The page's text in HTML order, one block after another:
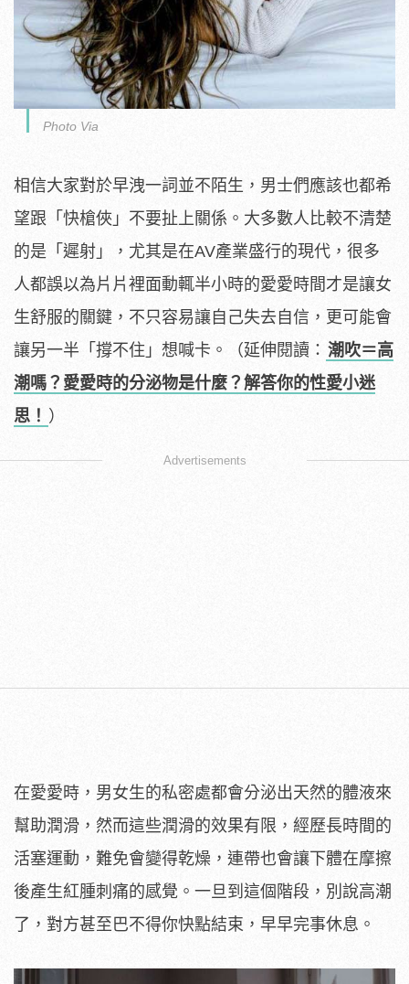
Photo Via
相信大家對於早洩一詞並不陌生，男士們應該也都希
望跟「快槍俠」不要扯上關係。大多數人比較不清楚
的是「遲射」，尤其是在AV產業盛行的現代，很多
人都誤以為片片裡面動輒半小時的愛愛時間才是讓女
生舒服的關鍵，不只容易讓自己失去自信，更可能會
讓另一半「撐不住」想喊卡。（延伸閱讀： 潮吹＝高
潮嗎？愛愛時的分泌物是什麼？解答你的性愛小迷
思！ ）
Advertisements
在愛愛時，男女生的私密處都會分泌出天然的體液來
幫助潤滑，然而這些潤滑的效果有限，經歷長時間的
活塞運動，難免會變得乾燥，連帶也會讓下體在摩擦
後產生紅腫刺痛的感覺。一旦到這個階段，別說高潮
了，對方甚至巴不得你快點結束，早早完事休息。